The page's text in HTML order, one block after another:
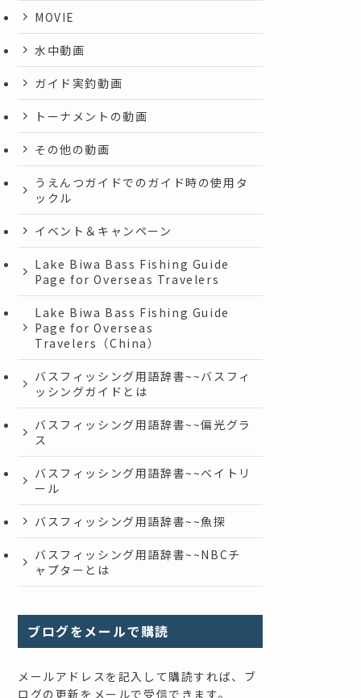
MOVIE
水中動画
ガイド実釣動画
トーナメントの動画
その他の動画
うえんつガイドでのガイド時の使用タ
ックル
イベント＆キャンペーン
Lake Biwa Bass Fishing Guide
Page for Overseas Travelers
Lake Biwa Bass Fishing Guide
Page for Overseas
Travelers（China）
バスフィッシング用語辞書~~バスフィ
ッシングガイドとは
バスフィッシング用語辞書~~偏光グラ
ス
バスフィッシング用語辞書~~ベイトリ
ール
バスフィッシング用語辞書~~魚探
バスフィッシング用語辞書~~NBCチ
ャプターとは
ブログをメールで購読
メールアドレスを記入して購読すれば、ブ
ログの更新をメールで受信できます。